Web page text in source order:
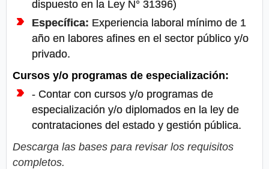
dispuesto en la Ley N° 31396)
Específica: Experiencia laboral mínimo de 1
año en labores afines en el sector público y/o
privado.
Cursos y/o programas de especialización:
- Contar con cursos y/o programas de
especialización y/o diplomados en la ley de
contrataciones del estado y gestión pública.
Descarga las bases para revisar los requisitos
completos.